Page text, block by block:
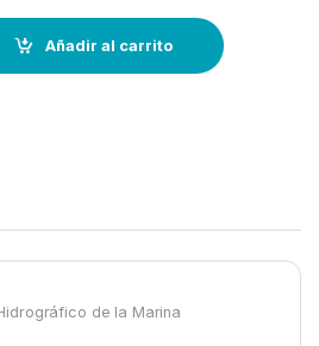
al cabo Cullera quantity
Añadir al carrito
de la Marina